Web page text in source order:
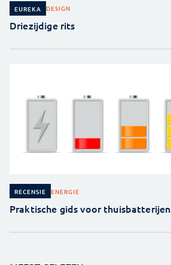
EUREKA DESIGN
Driezijdige rits
RECENSIE ENERGIE
Praktische gids voor thuisbatterijen